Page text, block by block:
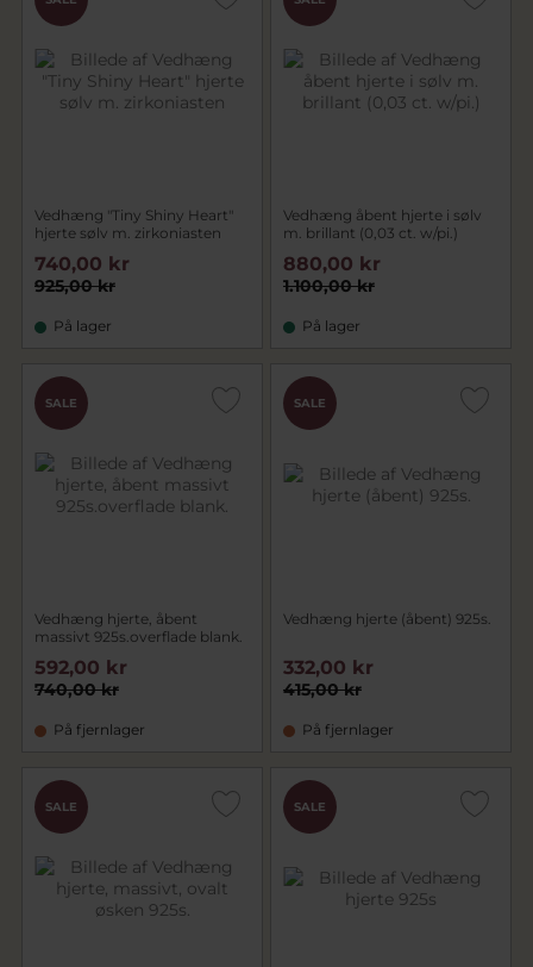
Vedhæng "Tiny Shiny Heart"
hjerte sølv m. zirkoniasten
925,00 kr
740,00 kr
På lager
Vedhæng åbent hjerte i sølv
m. brillant (0,03 ct. w/pi.)
1.100,00 kr
880,00 kr
På lager
SALE
Vedhæng hjerte, åbent
massivt 925s.overflade blank.
740,00 kr
592,00 kr
På fjernlager
SALE
Vedhæng hjerte (åbent) 925s.
415,00 kr
332,00 kr
På fjernlager
SALE SALE